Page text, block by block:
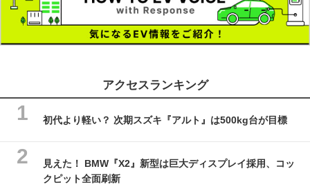
アクセスランキング
初代より軽い？ 次期スズキ『アルト』は500kg台が目標
見えた！ BMW『X2』新型は巨大ディスプレイ採用、コッ
クピット全面刷新